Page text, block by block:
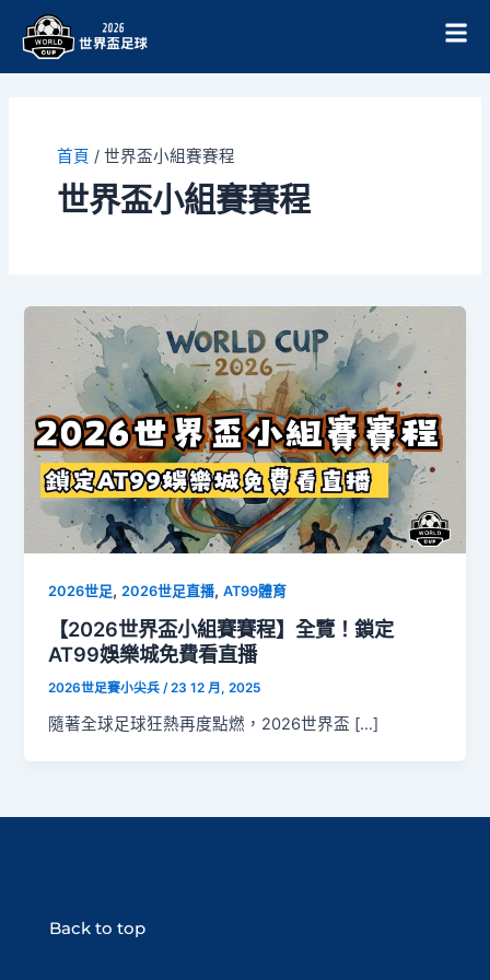
首頁 / 世界盃小組賽賽程
世界盃小組賽賽程
2026世足,2026世足直播,AT99體育
【2026世界盃小組賽賽程】全覽！鎖定
AT99娛樂城免費看直播
2026世足賽小尖兵/23 12 月, 2025
隨著全球足球狂熱再度點燃，2026世界盃 […]
Back to top